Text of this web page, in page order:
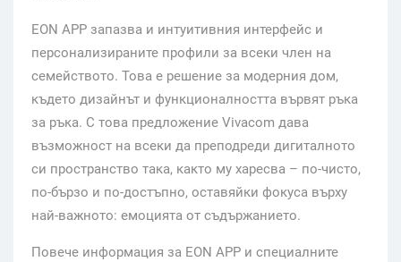
EON APP запазва и интуитивния интерфейс и
персонализираните профили за всеки член на
семейството. Това е решение за модерния дом,
където дизайнът и функционалността вървят ръка
за ръка. С това предложение Vivacom дава
възможност на всеки да преподреди дигиталното
си пространство така, както му харесва – по-чисто,
по-бързо и по-достъпно, оставяйки фокуса върху
най-важното: емоцията от съдържанието.
Повече информация за EON APP и специалните